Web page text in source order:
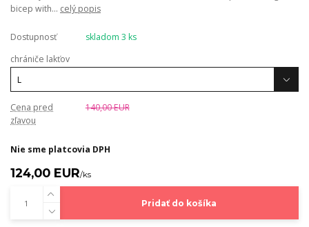
bicep with... celý popis
Dostupnosť
skladom 3 ks
chrániče lakťov
Cena pred
zľavou
140,00 EUR
Nie sme platcovia DPH
124,00 EUR/ks
Pridať do košíka